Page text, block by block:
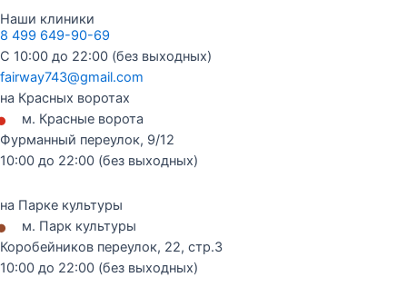
Наши клиники
8 499 649-90-69
С 10:00 до 22:00 (без выходных)
fairway743@gmail.com
на Красных воротах
м. Красные ворота
Фурманный переулок, 9/12
10:00 до 22:00 (без выходных)
на Парке культуры
м. Парк культуры
Коробейников переулок, 22, стр.3
10:00 до 22:00 (без выходных)